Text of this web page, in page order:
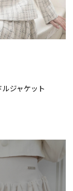
ジャケット